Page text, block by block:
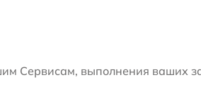
Сервисам, выполнения ваших